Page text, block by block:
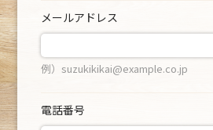
メールアドレス
例）suzukikikai@example.co.jp
電話番号